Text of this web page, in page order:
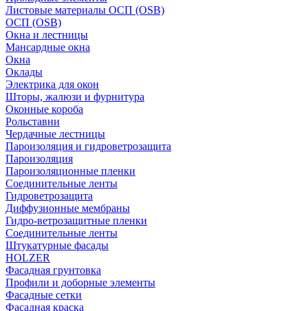
Листовые материалы ОСП (OSB)
ОСП (OSB)
Окна и лестницы
Мансардные окна
Окна
Оклады
Электрика для окон
Шторы, жалюзи и фурнитура
Оконные короба
Рольставни
Чердачные лестницы
Пароизоляция и гидроветрозащита
Пароизоляция
Пароизоляционные пленки
Соединительные ленты
Гидроветрозащита
Диффузионные мембраны
Гидро-ветрозащитные пленки
Соединительные ленты
Штукатурные фасады
HOLZER
Фасадная грунтовка
Профили и доборные элементы
Фасадные сетки
Фасадная краска